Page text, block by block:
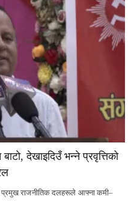
देखाइदिउँ भन्ने प्रवृत्तिको
राजनीतिक दलहरूले आफ्ना कमी–